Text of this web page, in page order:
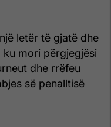
letër të gjatë dhe
mori përgjegjësi
dhe rrëfeu
së penalltisë